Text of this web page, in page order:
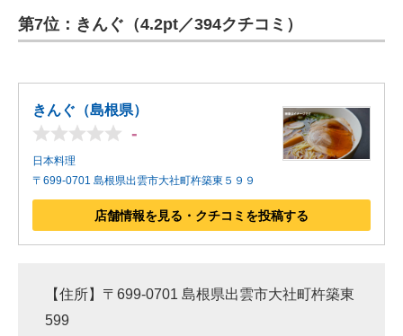
第7位：きんぐ（4.2pt／394クチコミ）
きんぐ（島根県）
-
日本料理
〒699-0701 島根県出雲市大社町杵築東５９９
店舗情報を見る・クチコミを投稿する
【住所】〒699-0701 島根県出雲市大社町杵築東
599